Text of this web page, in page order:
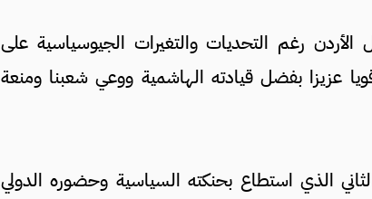
رغم التحديات والتغيرات الجيوسياسية على
عزيزا بفضل قيادته الهاشمية ووعي شعبنا ومنعة
الذي استطاع بحنكته السياسية وحضوره الدولي